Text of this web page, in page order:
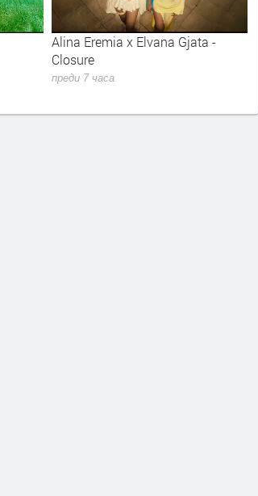
Alina Eremia x Elvana Gjata -
Closure
преди 7 часа